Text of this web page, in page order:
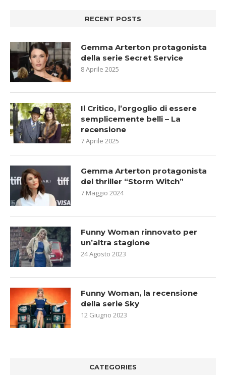
RECENT POSTS
Gemma Arterton protagonista
della serie Secret Service
8 Aprile 2025
Il Critico, l’orgoglio di essere
semplicemente belli – La
recensione
7 Aprile 2025
Gemma Arterton protagonista
del thriller “Storm Witch”
7 Maggio 2024
Funny Woman rinnovato per
un’altra stagione
24 Agosto 2023
Funny Woman, la recensione
della serie Sky
12 Giugno 2023
CATEGORIES